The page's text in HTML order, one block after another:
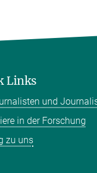
Links
und
in der Forschung
zu uns